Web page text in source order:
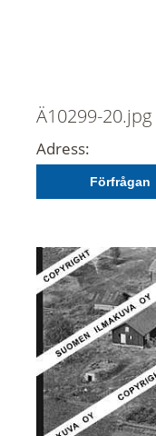
Ä10299-20.jpg
Adress:
Förfrågan